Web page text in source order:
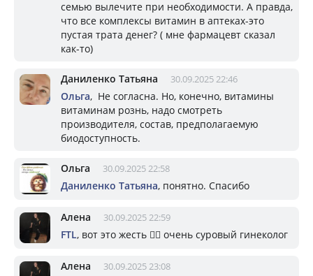
семью вылечите при необходимости. А правда,
что все комплексы витамин в аптеках-это
пустая трата денег? ( мне фармацевт сказал
как-то)
Даниленко Татьяна 30.09.2025 22:46
Ольга, Не согласна. Но, конечно, витамины
витаминам рознь, надо смотреть
производителя, состав, предполагаемую
биодоступность.
Ольга 30.09.2025 22:58
Даниленко Татьяна, понятно. Спасибо
Алена 30.09.2025 22:59
FTL, вот это жесть 🤦‍♀️ очень суровый гинеколог
Алена 30.09.2025 23:08